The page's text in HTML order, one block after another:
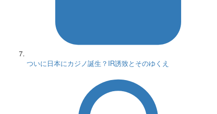
ついに日本にカジノ誕生？IR誘致とそのゆくえ